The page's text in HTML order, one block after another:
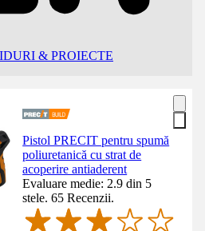
& PROIECTE
Pistol PRECIT pentru spumă
poliuretanică cu strat de
acoperire antiaderent
Evaluare medie: 2.9 din 5
stele. 65 Recenzii.